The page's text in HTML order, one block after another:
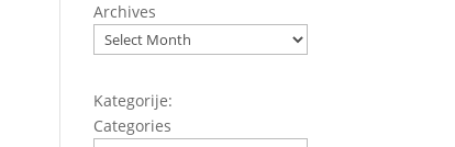
Archives
Kategorije:
Categories